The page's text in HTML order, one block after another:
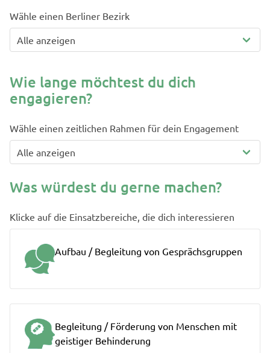
Wähle einen Berliner Bezirk
Wie lange möchtest du dich
engagieren?
Wähle einen zeitlichen Rahmen für dein Engagement
Was würdest du gerne machen?
Klicke auf die Einsatzbereiche, die dich interessieren
Aufbau / Begleitung von Gesprächsgruppen
Begleitung / Förderung von Menschen mit
geistiger Behinderung